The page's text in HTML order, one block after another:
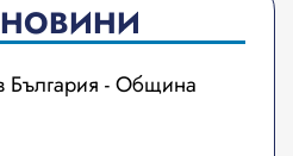
България - Община